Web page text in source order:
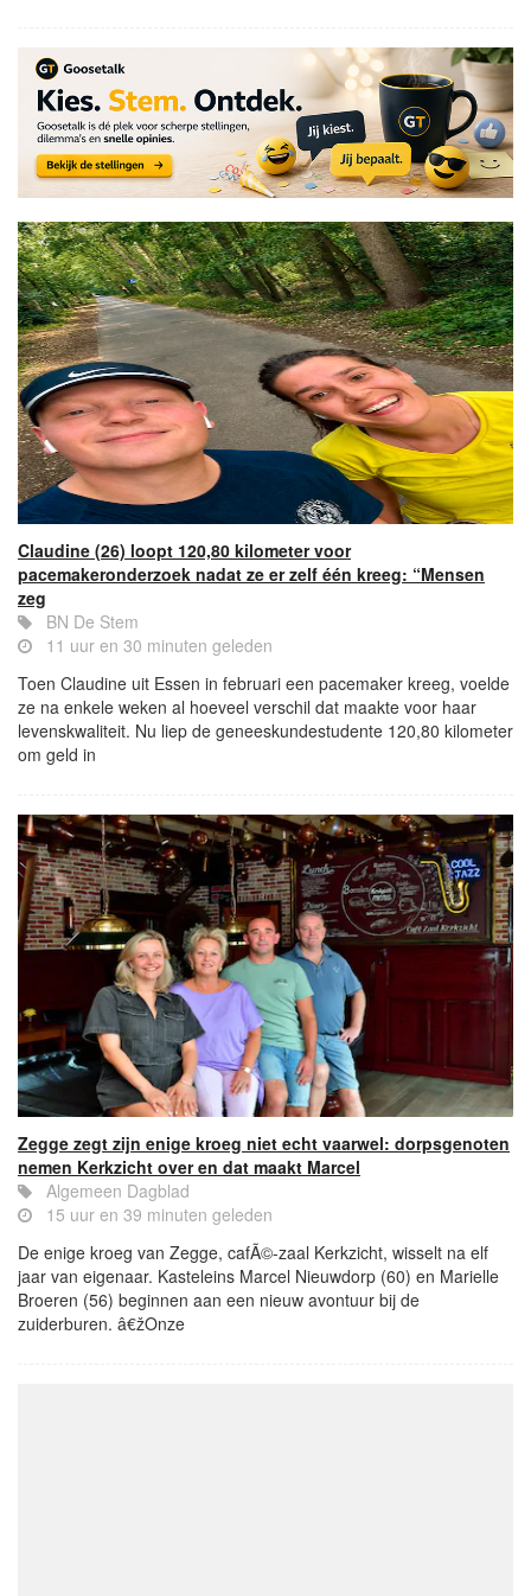
Claudine (26) loopt 120,80 kilometer voor
pacemakeronderzoek nadat ze er zelf één kreeg: “Mensen
zeg
BN De Stem
11 uur en 30 minuten geleden
Toen Claudine uit Essen in februari een pacemaker kreeg, voelde
ze na enkele weken al hoeveel verschil dat maakte voor haar
levenskwaliteit. Nu liep de geneeskundestudente 120,80 kilometer
om geld in
Zegge zegt zijn enige kroeg niet echt vaarwel: dorpsgenoten
nemen Kerkzicht over en dat maakt Marcel
Algemeen Dagblad
15 uur en 39 minuten geleden
De enige kroeg van Zegge, cafÃ©-zaal Kerkzicht, wisselt na elf
jaar van eigenaar. Kasteleins Marcel Nieuwdorp (60) en Marielle
Broeren (56) beginnen aan een nieuw avontuur bij de
zuiderburen. â€žOnze